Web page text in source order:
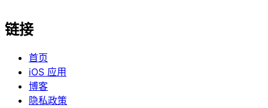
链接
首页
iOS 应用
博客
隐私政策